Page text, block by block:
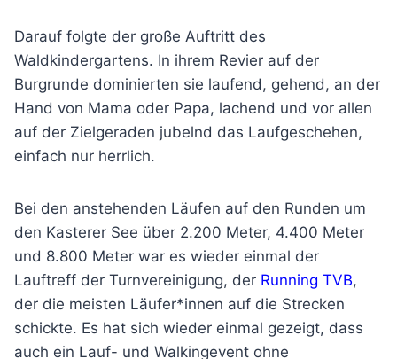
Darauf folgte der große Auftritt des
Waldkindergartens. In ihrem Revier auf der
Burgrunde dominierten sie laufend, gehend, an der
Hand von Mama oder Papa, lachend und vor allen
auf der Zielgeraden jubelnd das Laufgeschehen,
einfach nur herrlich.
Bei den anstehenden Läufen auf den Runden um
den Kasterer See über 2.200 Meter, 4.400 Meter
und 8.800 Meter war es wieder einmal der
Lauftreff der Turnvereinigung, der Running TVB,
der die meisten Läufer*innen auf die Strecken
schickte. Es hat sich wieder einmal gezeigt, dass
auch ein Lauf- und Walkingevent ohne